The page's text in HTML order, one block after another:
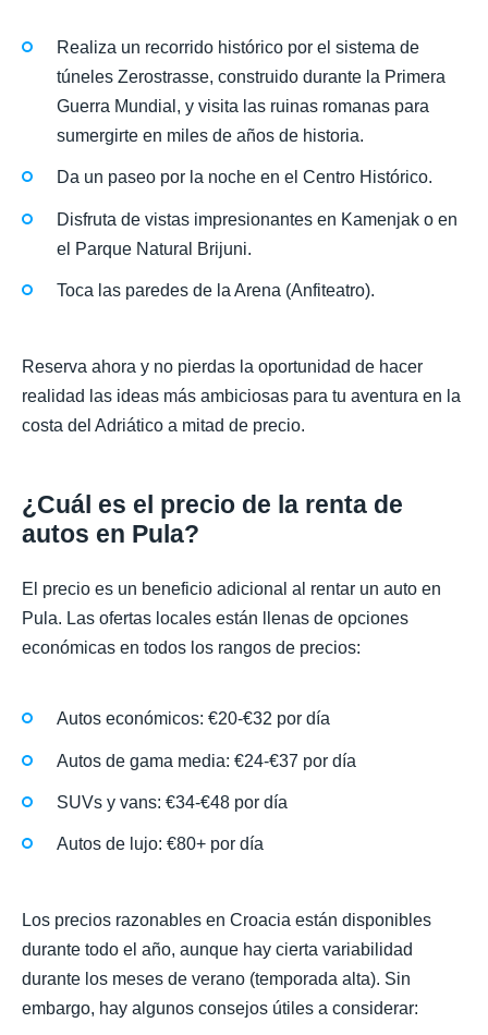
Realiza un recorrido histórico por el sistema de
túneles Zerostrasse, construido durante la Primera
Guerra Mundial, y visita las ruinas romanas para
sumergirte en miles de años de historia.
Da un paseo por la noche en el Centro Histórico.
Disfruta de vistas impresionantes en Kamenjak o en
el Parque Natural Brijuni.
Toca las paredes de la Arena (Anfiteatro).
Reserva ahora y no pierdas la oportunidad de hacer
realidad las ideas más ambiciosas para tu aventura en la
costa del Adriático a mitad de precio.
¿Cuál es el precio de la renta de
autos en Pula?
El precio es un beneficio adicional al rentar un auto en
Pula. Las ofertas locales están llenas de opciones
económicas en todos los rangos de precios:
Autos económicos: €20-€32 por día
Autos de gama media: €24-€37 por día
SUVs y vans: €34-€48 por día
Autos de lujo: €80+ por día
Los precios razonables en Croacia están disponibles
durante todo el año, aunque hay cierta variabilidad
durante los meses de verano (temporada alta). Sin
embargo, hay algunos consejos útiles a considerar: